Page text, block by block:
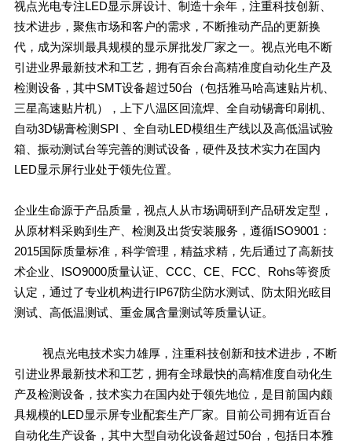
视点光电专注LED显示屏设计、制造十余年，注重科技创新、
技术进步，聚焦市场和客户的需求，不断推动产品的更新换
代，成为深圳最具规模的显示屏批发厂家之一。视点光电不断
引进业界最新技术和工艺，拥有百余台高精准度自动化生产及
检测设备，其中SMT设备超过50台（包括雅马哈高速贴片机、
三星高速贴片机），上下八温区回流焊、全自动锡膏印刷机、
自动3D锡膏检测SPI 、全自动LED模组生产线以及高低温试验
箱、振动测试台等完善的测试设备，硬件及技术实力在国内
LED显示屏行业处于领先位置。
企业生命源于产品质量，视点人从市场调研到产品研发定型，
从原材料采购到生产、检测及出货安装服务，遵循ISO9001：
2015国际质量标准，科学管理，精益求精，先后通过了高新技
术企业、ISO9000质量认证、CCC、CE、FCC、Rohs等资质
认定，通过了专业机构进行IP67防尘防水测试、防太阳光眩目
测试、高低温测试、重金属含量测试等质量认证。
视点光电技术实力雄厚，注重科技创新和技术进步，不断
引进业界最新技术和工艺，拥有全球最快的高精准度自动化生
产及检测设备，技术实力在国内处于领先地位，是目前国内颇
具规模的LED显示屏专业配套生产厂家。目前公司拥有近百台
自动化生产设备，其中大型自动化设备超过50台，包括日本雅